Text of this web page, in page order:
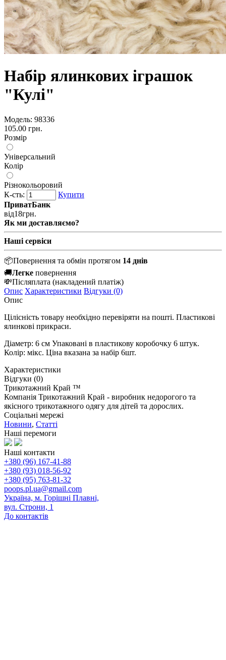
Набір ялинкових іграшок
"Кулі"
Модель: 98336
105.00 грн.
Розмір
Універсальний
Колір
Різнокольоровий
К-сть:
Купити
ПриватБанк
від18грн.
Як ми доставляємо?
Наші сервіси
📦Повернення та обмін протягом 14 днів
🚚Легке повернення
💸Післяплата (накладений платіж)
Опис Характеристики Відгуки (0)
Опис
Цілісність товару необхідно перевіряти на пошті. Пластикові
ялинкові прикраси.
Діаметр: 6 см Упаковані в пластикову коробочку 6 штук.
Колір: мікс. Ціна вказана за набір 6шт.
Характеристики
Відгуки (0)
Трикотажний Край ™
Компанія Трикотажний Край - виробник недорогого та
якісного трикотажного одягу для дітей та дорослих.
Соціальні мережі
Новини, Статті
Наші перемоги
Наші контакти
+380 (96) 167-41-88
+380 (93) 018-56-92
+380 (95) 763-81-32
poops.pl.ua@gmail.com
Україна, м. Горішні Плавні,
вул. Строни, 1
До контактів